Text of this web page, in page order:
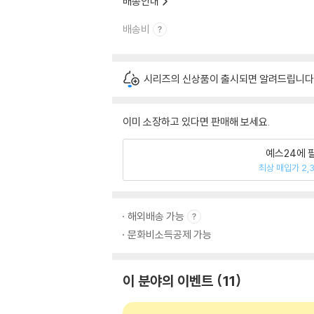
배송비
시리즈의 신상품이 출시되면 알려드립니
이미 소장하고 있다면 판매해 보세요.
예스24에
최상 매입가
해외배송 가능
문화비소득공제 가능
이 분야의 이벤트 11